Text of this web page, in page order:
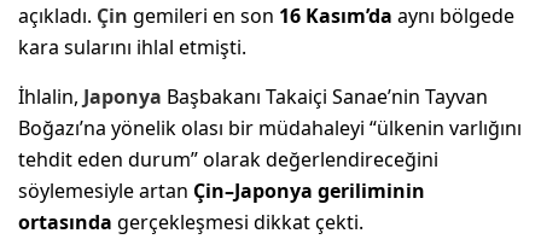
açıkladı. Çin gemileri en son 16 Kasım’da aynı bölgede
kara sularını ihlal etmişti.
İhlalin, Japonya Başbakanı Takaiçi Sanae’nin Tayvan
Boğazı’na yönelik olası bir müdahaleyi “ülkenin varlığını
tehdit eden durum” olarak değerlendireceğini
söylemesiyle artan Çin–Japonya geriliminin
ortasında gerçekleşmesi dikkat çekti.